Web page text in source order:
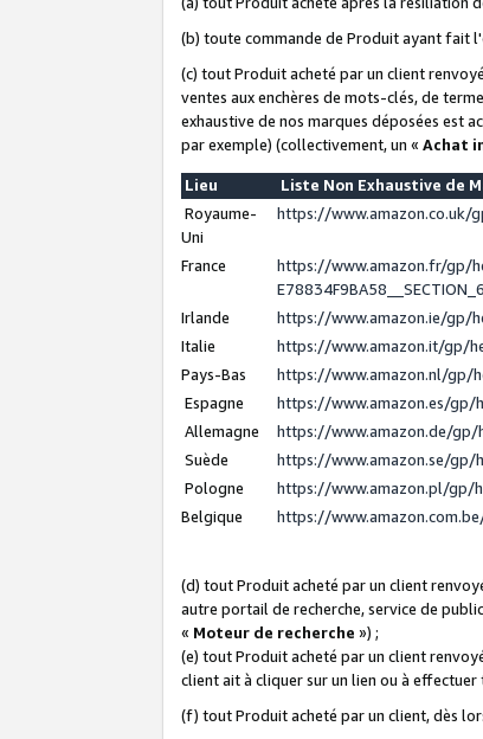
(b) toute commande de Produit ayant fait
(c) tout Produit acheté par un client
ventes aux enchères de mots-clés, de
exhaustive de nos marques déposées est
par exemple) (collectivement, un « Achat
Lieu
Liste Non Exhaustive de
Royaume-
Uni
https://www.amazon.co.uk/
France
https://www.amazon.fr/gp/
Irlande
https://www.amazon.ie/gp/
Italie
https://www.amazon.it/gp/
Pays-Bas
https://www.amazon.nl/gp/
Espagne
https://www.amazon.es/gp/
Allemagne
https://www.amazon.de/gp/
Suède
https://www.amazon.se/gp/
Pologne
https://www.amazon.pl/gp/
Belgique
https://
(d) tout Produit acheté par un client
autre portail de recherche, service de
« Moteur de recherche ») ;
(e) tout Produit acheté par un client
client ait à cliquer sur un lien ou à
(f) tout Produit acheté par un client, dès